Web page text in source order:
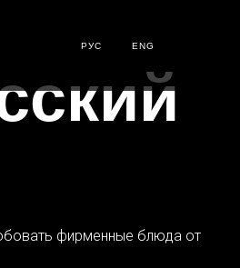
РУС ENG
фирменные блюда от